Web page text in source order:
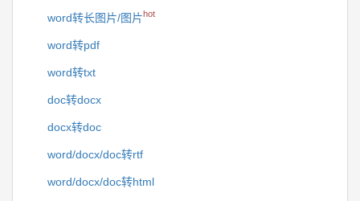
word转长图片/图片hot
word转pdf
word转txt
doc转docx
docx转doc
word/docx/doc转rtf
word/docx/doc转html